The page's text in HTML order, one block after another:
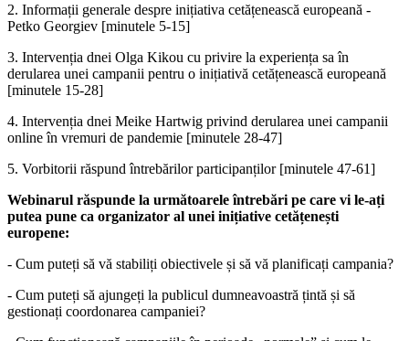
2. Informații generale despre inițiativa cetățenească europeană -
Petko Georgiev [minutele 5-15]
3. Intervenția dnei Olga Kikou cu privire la experiența sa în
derularea unei campanii pentru o inițiativă cetățenească europeană
[minutele 15-28]
4. Intervenția dnei Meike Hartwig privind derularea unei campanii
online în vremuri de pandemie [minutele 28-47]
5. Vorbitorii răspund întrebărilor participanților [minutele 47-61]
Webinarul răspunde la următoarele întrebări pe care vi le-ați
putea pune ca organizator al unei inițiative cetățenești
europene:
- Cum puteți să vă stabiliți obiectivele și să vă planificați campania?
- Cum puteți să ajungeți la publicul dumneavoastră țintă și să
gestionați coordonarea campaniei?